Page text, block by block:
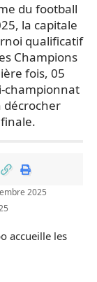
du football
la capitale
qualificatif
Champions
fois, 05
championnat
décrocher
2025